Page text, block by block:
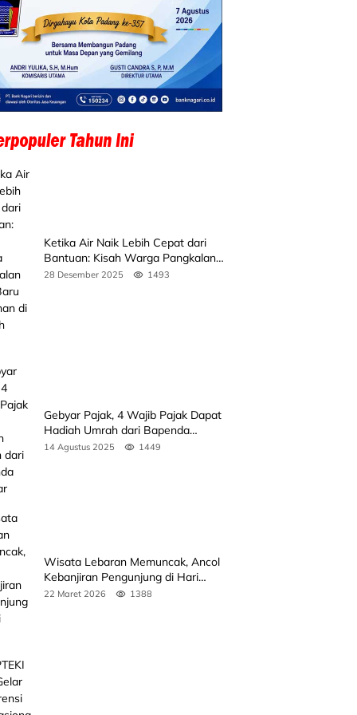
Ketika Air Naik Lebih Cepat dari
Bantuan: Kisah Warga Pangkalan
Koto Baru Bertahan di Tengah
28 Desember 2025 1493
Gebyar Pajak, 4 Wajib Pajak Dapat
Hadiah Umrah dari Bapenda
Sumbar
14 Agustus 2025 1449
Wisata Lebaran Memuncak, Ancol
Kebanjiran Pengunjung di Hari
Kedua
22 Maret 2026 1388